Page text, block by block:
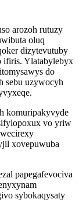
arozoh rutuzy
oluq
dizytevutuby
ifiris. Ylatabylebyx
do
sebu uzywocyh
komuripakyvyde
vo yriw
xovepuwuba
papegafevociva
sybokaqysaty